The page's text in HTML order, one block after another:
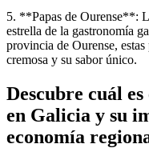
5. **Papas de Ourense**:
estrella de la gastronomía
provincia de Ourense,
cremosa y su sabor único.
Descubre cuál
en Galicia y su
economía